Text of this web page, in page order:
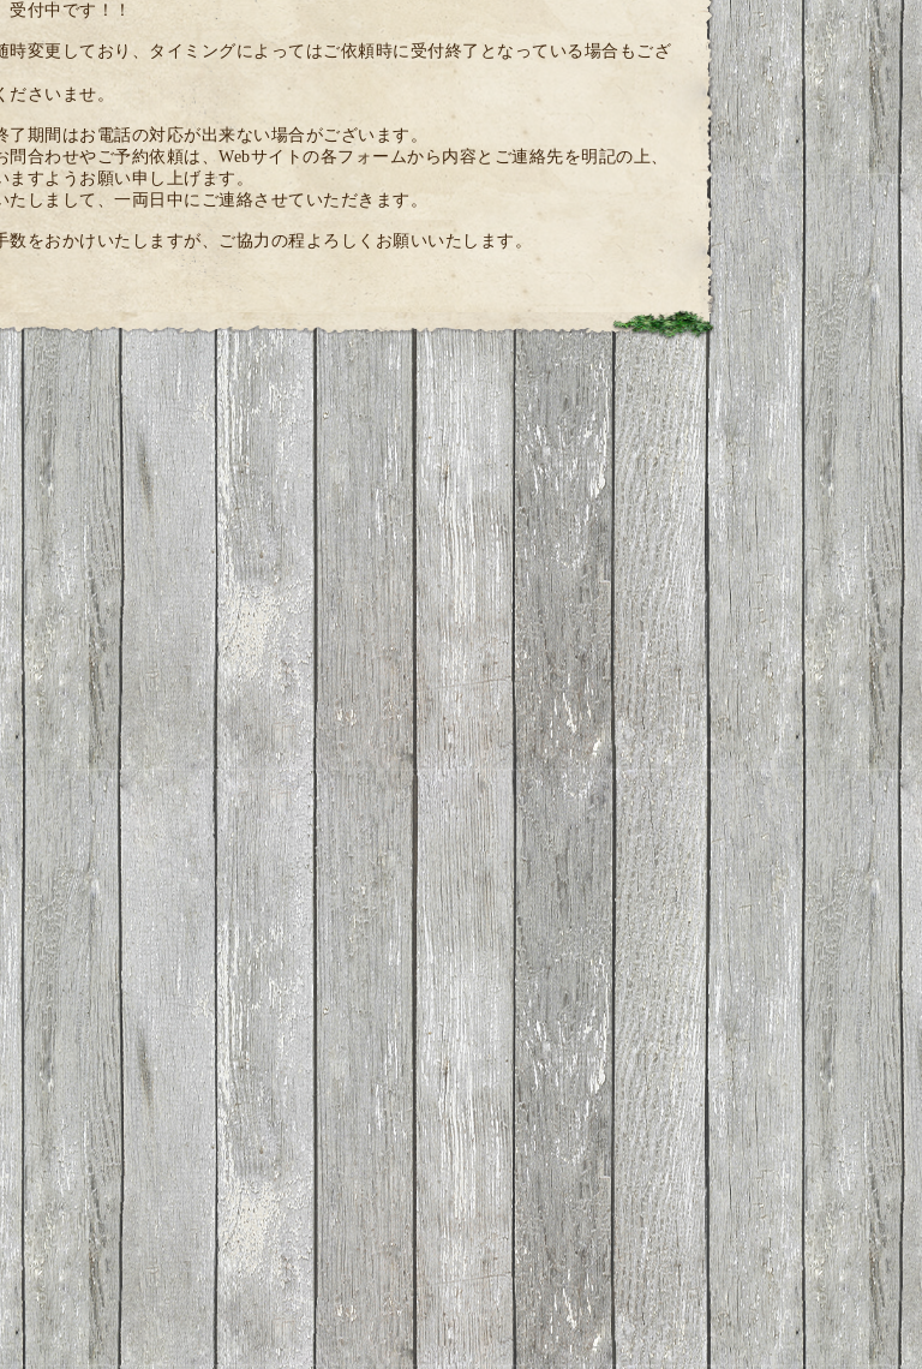
受付中です！！
時変更しており、タイミングによってはご依頼時に受付終了となっている場合もござ
ださいませ。
了期間はお電話の対応が出来ない場合がございます。
問合わせやご予約依頼は、Webサイトの各フォームから内容とご連絡先を明記の上、
ますようお願い申し上げます。
たしまして、一両日中にご連絡させていただきます。
数をおかけいたしますが、ご協力の程よろしくお願いいたします。